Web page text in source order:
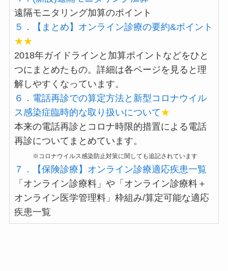
遠隔モニタリング加算のポイント
５．【まとめ】オンライン診療の要約&ポイント
★★
2018年ガイドラインと加算ポイントなどをひと
つにまとめたもの。詳細は各ページを見ると理
解しやすくなっています。
６．電話再診での算定方法と新型コロナウイル
ス感染症臨時的な取り扱いについて★
本来の電話再診とコロナ時限的措置による電話
再診についてまとめています。
※コロナウイルス感染防止対策に関しても追記されています
７．【保険診療】オンライン診療適応疾患一覧
「オンライン診療料」や「オンライン診療料＋
オンライン医学管理料」枠組み/算定可能な適応
疾患一覧